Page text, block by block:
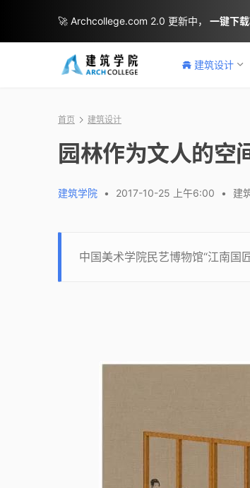
建筑设计
首页 建筑设计
园林作为文人的空
建筑学院 • 2017-10-25 上午6:00 • 建
中国美术学院民艺博物馆“江南国
🚀 Archcollege.com 2.0 更新中， 一键下